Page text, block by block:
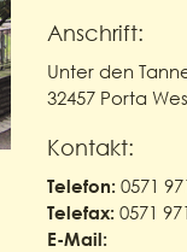
Anschrift:
Unter den
32457 Porta
Kontakt:
Telefon: 0571
Telefax: 0571
E-Mail: